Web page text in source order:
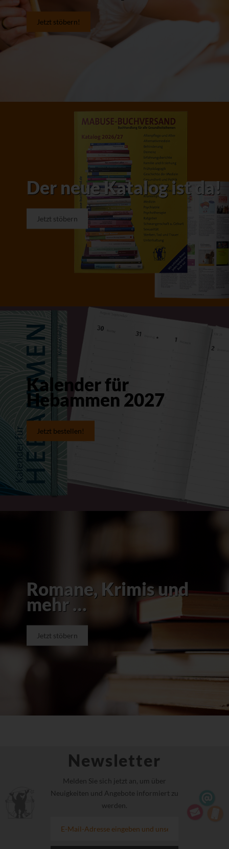
Jetzt stöbern!
Der neue Katalog ist da!
Jetzt stöbern
Kalender für
Hebammen 2027
Jetzt bestellen!
Romane, Krimis und
mehr …
Jetzt stöbern
Newsletter
Melden Sie sich jetzt an, um über
Neuigkeiten und Angebote informiert zu
werden.